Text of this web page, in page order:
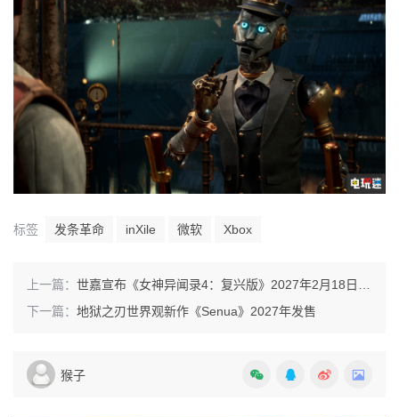
标签 发条革命 inXile 微软 Xbox
上一篇： 世嘉宣布《女神异闻录4：复兴版》2027年2月18日发售
下一篇： 地狱之刃世界观新作《Senua》2027年发售
猴子